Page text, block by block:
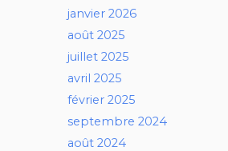
janvier 2026
août 2025
juillet 2025
avril 2025
février 2025
septembre 2024
août 2024